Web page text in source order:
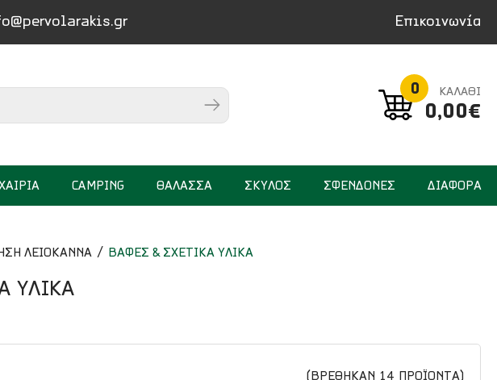
Επικοινωνία
0 ΚΑΛΑΘΙ
0,00€
CAMPING ΘΑΛΑΣΣΑ ΣΚΥΛΟΣ ΣΦΕΝΔΟΝΕΣ ΔΙΑΦΟΡΑ
ΛΕΙΟΚΑΝΝΑ ΒΑΦΕΣ & ΣΧΕΤΙΚΑ ΥΛΙΚΑ
ΥΛΙΚΑ
(ΒΡΕΘΗΚΑΝ 14 ΠΡΟΪΟΝΤΑ)